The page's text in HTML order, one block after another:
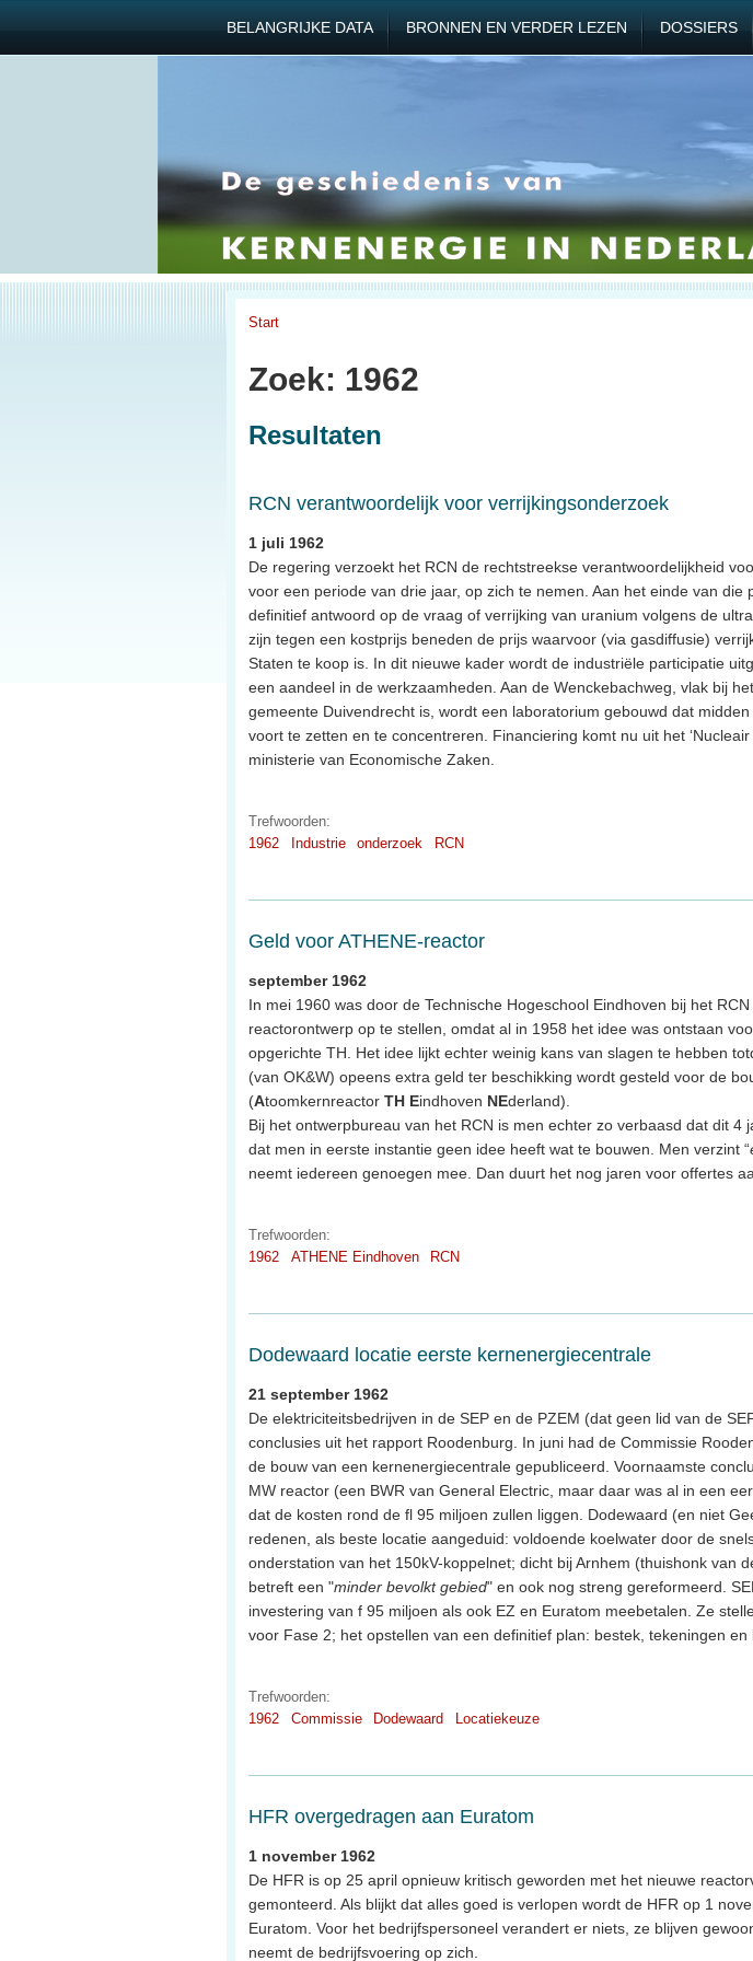
BELANGRIJKE DATA BRONNEN EN VERDER LEZEN DOSSIERS
Start
Zoek: 1962
Resultaten
RCN verantwoordelijk voor verrijkingsonderzoek
1 juli 1962
De regering verzoekt het RCN de rechtstreekse verantwoordelijkheid
voor een periode van drie jaar, op zich te nemen. Aan het einde van die
definitief antwoord op de vraag of verrijking van uranium volgens de
zijn tegen een kostprijs beneden de prijs waarvoor (via gasdiffusie)
Staten te koop is. In dit nieuwe kader wordt de industriële participatie
een aandeel in de werkzaamheden. Aan de Wenckebachweg, vlak bij
gemeente Duivendrecht is, wordt een laboratorium gebouwd dat
voort te zetten en te concentreren. Financiering komt nu uit het ‘Nucleair
ministerie van Economische Zaken.
Trefwoorden:
1962
Industrie onderzoek RCN
Geld voor ATHENE-reactor
september 1962
In mei 1960 was door de Technische Hogeschool Eindhoven bij het
reactorontwerp op te stellen, omdat al in 1958 het idee was ontstaan
opgerichte TH. Het idee lijkt echter weinig kans van slagen te hebben
(van OK&W) opeens extra geld ter beschikking wordt gesteld voor de
(Atoomkernreactor TH Eindhoven NEderland).
Bij het ontwerpbureau van het RCN is men echter zo verbaasd dat dit 4
dat men in eerste instantie geen idee heeft wat te bouwen. Men verzint “
neemt iedereen genoegen mee. Dan duurt het nog jaren voor offertes
Trefwoorden:
1962
ATHENE Eindhoven RCN
Dodewaard locatie eerste kernenergiecentrale
21 september 1962
De elektriciteitsbedrijven in de SEP en de PZEM (dat geen lid van de
conclusies uit het rapport Roodenburg. In juni had de Commissie
de bouw van een kernenergiecentrale gepubliceerd. Voornaamste
MW reactor (een BWR van General Electric, maar daar was al in een
dat de kosten rond de fl 95 miljoen zullen liggen. Dodewaard (en niet
redenen, als beste locatie aangeduid: voldoende koelwater door de
onderstation van het 150kV-koppelnet; dicht bij Arnhem (thuishonk van
betreft een "minder bevolkt gebied" en ook nog streng gereformeerd.
investering van f 95 miljoen als ook EZ en Euratom meebetalen. Ze
voor Fase 2; het opstellen van een definitief plan: bestek, tekeningen en
Trefwoorden:
1962
Commissie Dodewaard Locatiekeuze
HFR overgedragen aan Euratom
1 november 1962
De HFR is op 25 april opnieuw kritisch geworden met het nieuwe
gemonteerd. Als blijkt dat alles goed is verlopen wordt de HFR op 1
Euratom. Voor het bedrijfspersoneel verandert er niets, ze blijven
neemt de bedrijfsvoering op zich.